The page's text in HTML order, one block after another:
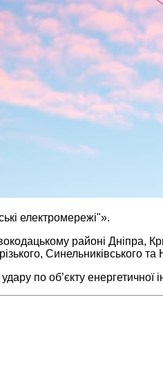
електромережі"».
районі Дніпра,
Синельниківського та
удару по об’єкту